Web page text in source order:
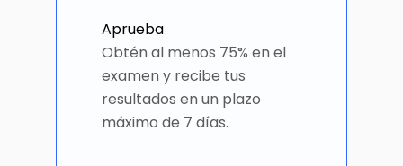
Aprueba
Obtén al menos 75% en el
examen y recibe tus
resultados en un plazo
máximo de 7 días.